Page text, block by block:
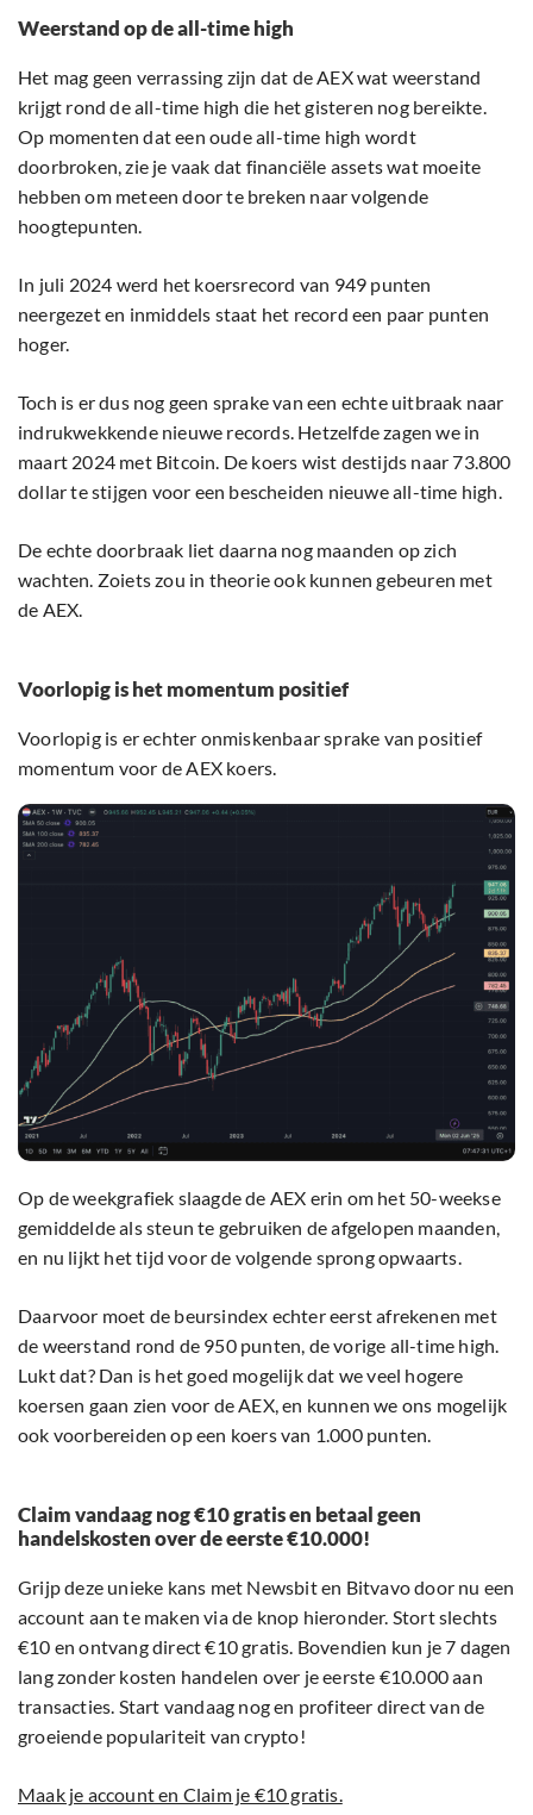
Weerstand op de all-time high
Het mag geen verrassing zijn dat de AEX wat weerstand
krijgt rond de all-time high die het gisteren nog bereikte.
Op momenten dat een oude all-time high wordt
doorbroken, zie je vaak dat financiële assets wat moeite
hebben om meteen door te breken naar volgende
hoogtepunten.
In juli 2024 werd het koersrecord van 949 punten
neergezet en inmiddels staat het record een paar punten
hoger.
Toch is er dus nog geen sprake van een echte uitbraak naar
indrukwekkende nieuwe records. Hetzelfde zagen we in
maart 2024 met Bitcoin. De koers wist destijds naar 73.800
dollar te stijgen voor een bescheiden nieuwe all-time high.
De echte doorbraak liet daarna nog maanden op zich
wachten. Zoiets zou in theorie ook kunnen gebeuren met
de AEX.
Voorlopig is het momentum positief
Voorlopig is er echter onmiskenbaar sprake van positief
momentum voor de AEX koers.
Op de weekgrafiek slaagde de AEX erin om het 50-weekse
gemiddelde als steun te gebruiken de afgelopen maanden,
en nu lijkt het tijd voor de volgende sprong opwaarts.
Daarvoor moet de beursindex echter eerst afrekenen met
de weerstand rond de 950 punten, de vorige all-time high.
Lukt dat? Dan is het goed mogelijk dat we veel hogere
koersen gaan zien voor de AEX, en kunnen we ons mogelijk
ook voorbereiden op een koers van 1.000 punten.
Claim vandaag nog €10 gratis en betaal geen
handelskosten over de eerste €10.000!
Grijp deze unieke kans met Newsbit en Bitvavo door nu een
account aan te maken via de knop hieronder. Stort slechts
€10 en ontvang direct €10 gratis. Bovendien kun je 7 dagen
lang zonder kosten handelen over je eerste €10.000 aan
transacties. Start vandaag nog en profiteer direct van de
groeiende populariteit van crypto!
Maak je account en Claim je €10 gratis.